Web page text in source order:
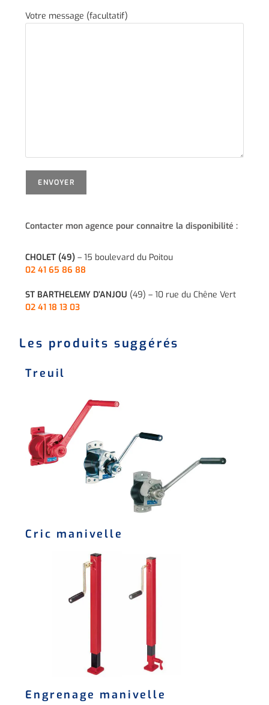
Votre message (facultatif)
Contacter mon agence pour connaitre la disponibilité :
CHOLET (49) – 15 boulevard du Poitou
02 41 65 86 88
ST BARTHELEMY D’ANJOU (49) – 10 rue du Chêne Vert
02 41 18 13 03
Les produits suggérés
Treuil
Cric manivelle
Engrenage manivelle